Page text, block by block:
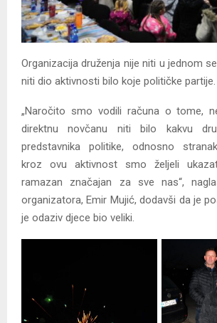
Organizacija druženja nije niti u jednom
niti dio aktivnosti bilo koje političke partije.
„Naročito smo vodili računa o tome,
direktnu novčanu niti bilo kakvu
predstavnika politike, odnosno
kroz ovu aktivnost smo željeli
ramazan značajan za sve nas“,
organizatora, Emir Mujić, dodavši da je
je odaziv djece bio veliki.